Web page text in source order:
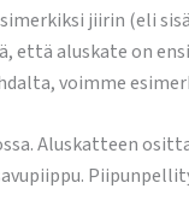
jiirin (eli
aluskate on
voimme
Aluskatteen